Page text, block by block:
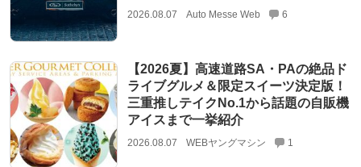
2026.08.07 Auto Messe Web 6
【2026夏】高速道路SA・PAの絶品ド
ライブグルメ＆限定スイーツ決定版！
三重推しテイクNo.1から話題の自販機
アイスまで一挙紹介
2026.08.07 WEBヤングマシン 1